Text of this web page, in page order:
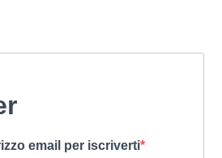
email per iscriverti